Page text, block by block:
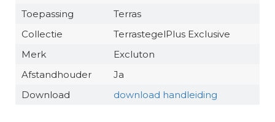
Toepassing
Terras
Collectie
TerrastegelPlus Exclusive
Merk
Excluton
Afstandhouder
Ja
Download
download handleiding